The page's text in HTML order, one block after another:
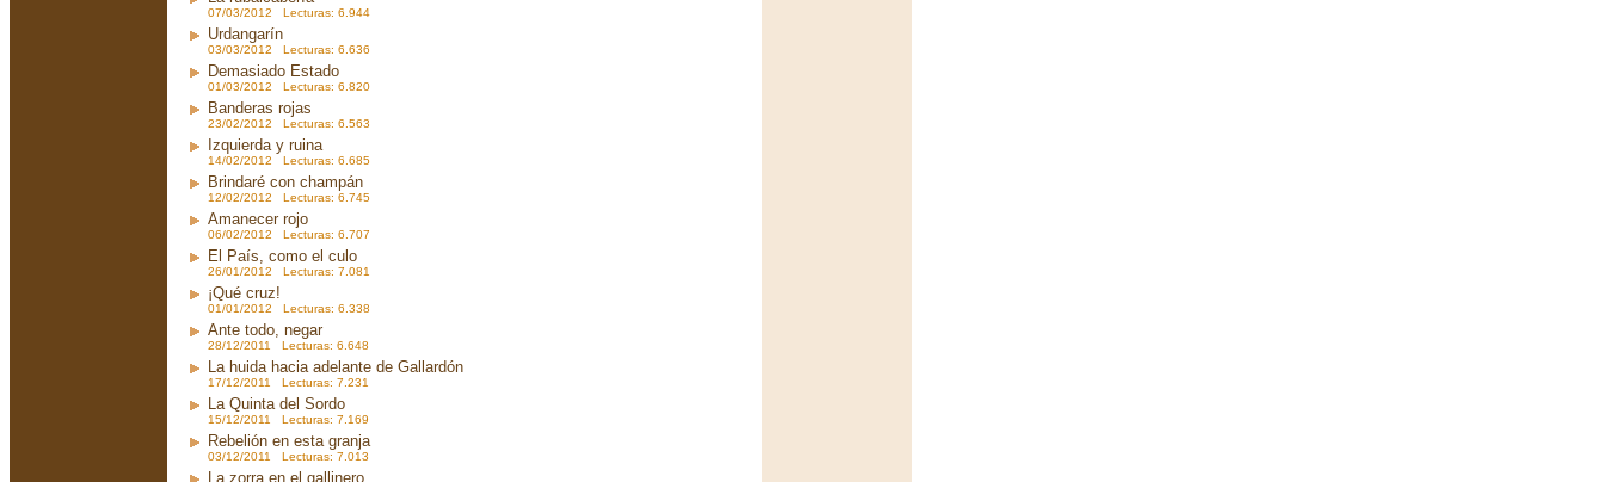
07/03/2012 Lecturas: 6.944
Urdangarín
03/03/2012 Lecturas: 6.636
Demasiado Estado
01/03/2012 Lecturas: 6.820
Banderas rojas
23/02/2012 Lecturas: 6.563
Izquierda y ruina
14/02/2012 Lecturas: 6.685
Brindaré con champán
12/02/2012 Lecturas: 6.745
Amanecer rojo
06/02/2012 Lecturas: 6.707
El País, como el culo
26/01/2012 Lecturas: 7.081
¡Qué cruz!
01/01/2012 Lecturas: 6.338
Ante todo, negar
28/12/2011 Lecturas: 6.648
La huida hacia adelante de Gallardón
17/12/2011 Lecturas: 7.231
La Quinta del Sordo
15/12/2011 Lecturas: 7.169
Rebelión en esta granja
03/12/2011 Lecturas: 7.013
La zorra en el gallinero